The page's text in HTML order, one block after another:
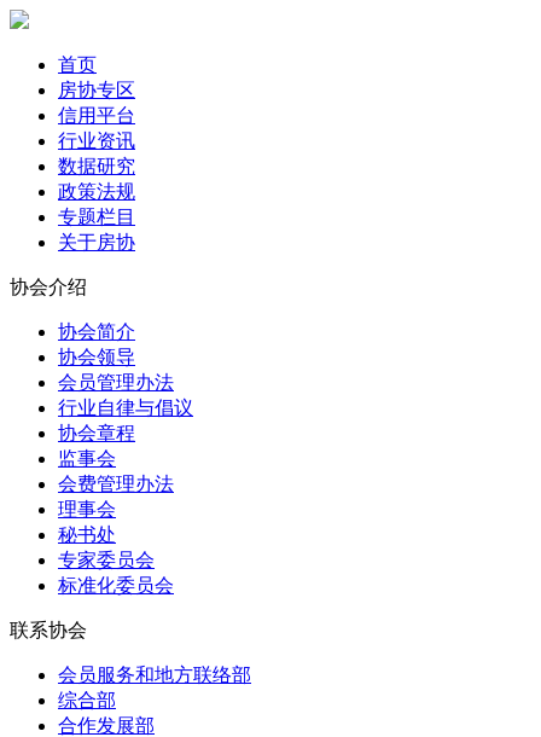
首页
房协专区
信用平台
行业资讯
数据研究
政策法规
专题栏目
关于房协
协会介绍
协会简介
协会领导
会员管理办法
行业自律与倡议
协会章程
监事会
会费管理办法
理事会
秘书处
专家委员会
标准化委员会
联系协会
会员服务和地方联络部
综合部
合作发展部